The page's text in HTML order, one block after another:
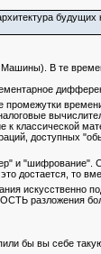
В те
промежутки
классической
доступных
и "шифрование".
достается, то
искусственно
разложения
бы вы себе